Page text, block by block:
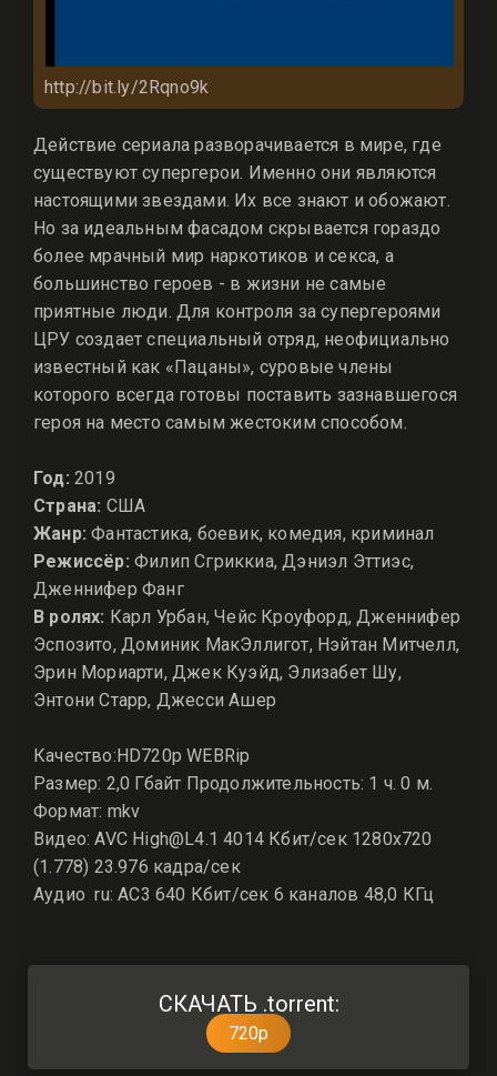
http://bit.ly/2Rqno9k
Действие сериала разворачивается в мире, где
существуют супергерои. Именно они являются
настоящими звездами. Их все знают и обожают.
Но за идеальным фасадом скрывается гораздо
более мрачный мир наркотиков и секса, а
большинство героев - в жизни не самые
приятные люди. Для контроля за супергероями
ЦРУ создает специальный отряд, неофициально
известный как «Пацаны», суровые члены
которого всегда готовы поставить зазнавшегося
героя на место самым жестоким способом.
Год: 2019
Страна: США
Жанр: Фантастика, боевик, комедия, криминал
Режиссёр: Филип Сгриккиа, Дэниэл Эттиэс,
Дженнифер Фанг
В ролях: Карл Урбан, Чейс Кроуфорд, Дженнифер
Эспозито, Доминик МакЭллигот, Нэйтан Митчелл,
Эрин Мориарти, Джек Куэйд, Элизабет Шу,
Энтони Старр, Джесси Ашер
Качество:HD720p WEBRip
Размер: 2,0 Гбайт Продолжительность: 1 ч. 0 м.
Формат: mkv
Видео: AVC High@L4.1 4014 Кбит/сек 1280x720
(1.778) 23.976 кадра/сек
Аудио ru: AC3 640 Кбит/сек 6 каналов 48,0 КГц
СКАЧАТЬ .torrent:
720p